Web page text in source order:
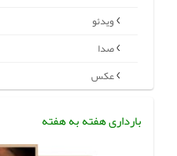
ویدئو
صدا
عکس
بارداری هفته به هفته